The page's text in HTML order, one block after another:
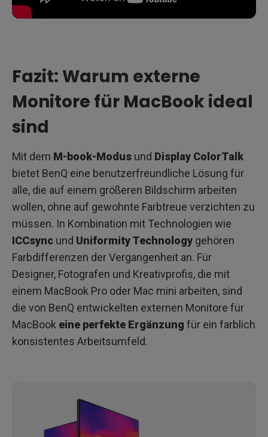
Fazit: Warum externe
Monitore für MacBook ideal
sind
Mit dem M-book-Modus und Display ColorTalk
bietet BenQ eine benutzerfreundliche Lösung für
alle, die auf einem größeren Bildschirm arbeiten
wollen, ohne auf gewohnte Farbtreue verzichten zu
müssen. In Kombination mit Technologien wie
ICCsync und Uniformity Technology gehören
Farbdifferenzen der Vergangenheit an. Für
Designer, Fotografen und Kreativprofis, die mit
einem MacBook Pro oder Mac mini arbeiten, sind
die von BenQ entwickelten externen Monitore für
MacBook eine perfekte Ergänzung für ein farblich
konsistentes Arbeitsumfeld.